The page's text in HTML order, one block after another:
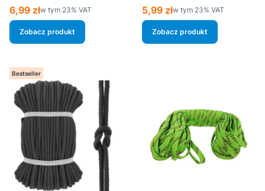
Cena brutto
6,99 złw tym %s VAT
w tym 23% VAT
Zobacz produkt
Cena brutto
5,99 złw tym %s VAT
w tym 23% VAT
Zobacz produkt
Bestseller